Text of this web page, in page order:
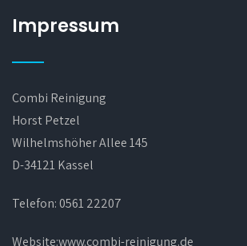
Impressum
Combi Reinigung
Horst Petzel
Wilhelmshöher Allee 145
D-34121 Kassel
Telefon:0561 22207
Website:www.combi-reinigung.de